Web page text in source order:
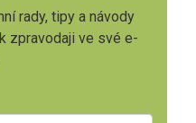
rady, tipy a návody
zpravodaji ve své e-